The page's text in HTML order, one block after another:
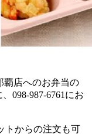
覇店へのお弁当の
098-987-6761にお
トからの注文も可